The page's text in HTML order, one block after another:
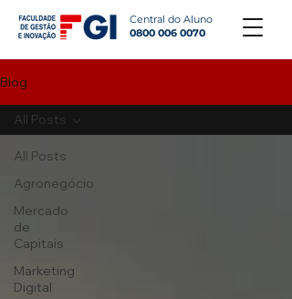
Central do Aluno
0800 006 0070
Blog
All Posts
Agronegócio
Mercado
de
Capitais
Marketing
Digital
All Posts